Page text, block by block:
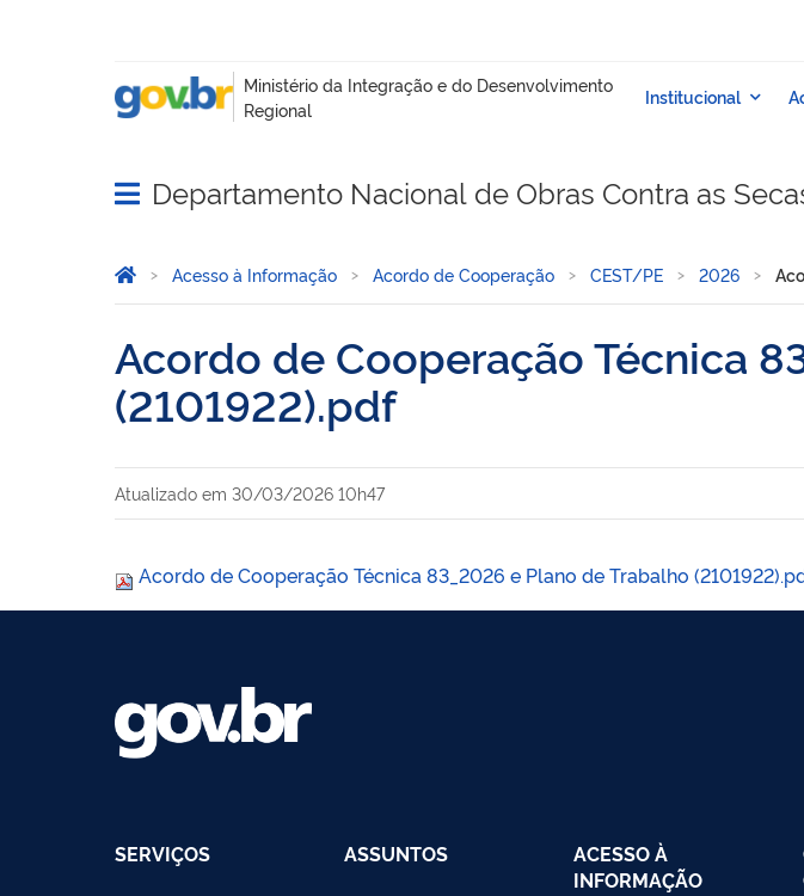
Abrir menu principal de navegação
Departamento Nacional de Obras Contra as
Você está aqui:
Página Inicial
Acesso à Informação Acordo de Cooperação CEST/PE 2026
Acordo de Cooperação Técnica
(2101922).pdf
Atualizado em 30/03/2026 10h47
Acordo de Cooperação Técnica 83_2026 e Plano de Trabalho
SERVIÇOS ASSUNTOS
ACESSO À
INFORMAÇÃO